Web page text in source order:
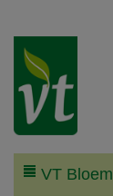
VT